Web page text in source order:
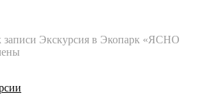
записи Экскурсия в Экопарк «ЯСНО